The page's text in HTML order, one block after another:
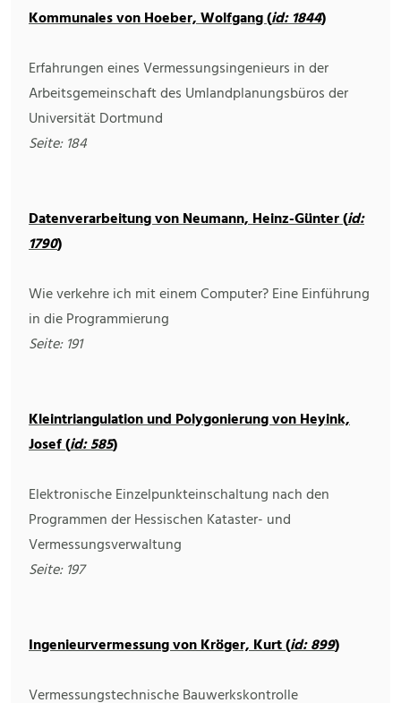
Kommunales von Hoeber, Wolfgang (id: 1844)
Erfahrungen eines Vermessungsingenieurs in der
Arbeitsgemeinschaft des Umlandplanungsbüros der
Universität Dortmund
Seite: 184
Datenverarbeitung von Neumann, Heinz-Günter (id:
1790)
Wie verkehre ich mit einem Computer? Eine Einführung
in die Programmierung
Seite: 191
Kleintriangulation und Polygonierung von Heyink,
Josef (id: 585)
Elektronische Einzelpunkteinschaltung nach den
Programmen der Hessischen Kataster- und
Vermessungsverwaltung
Seite: 197
Ingenieurvermessung von Kröger, Kurt (id: 899)
Vermessungstechnische Bauwerkskontrolle